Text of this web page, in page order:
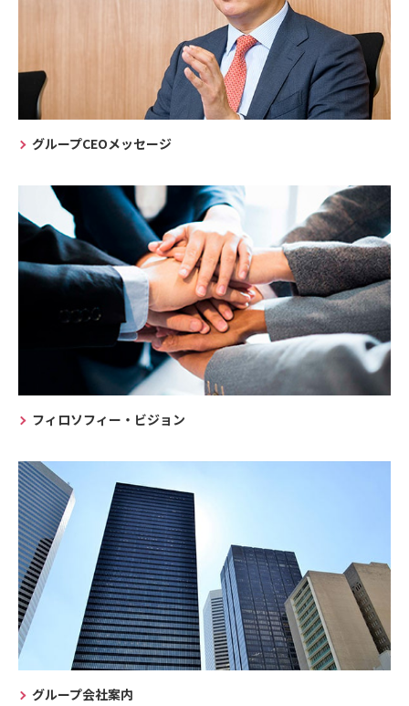
グループCEOメッセージ
フィロソフィー・ビジョン
グループ会社案内